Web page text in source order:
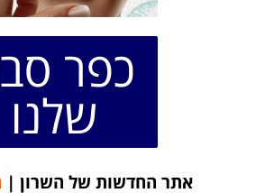
כפר
שלנו
אתר החדשות של השרון |